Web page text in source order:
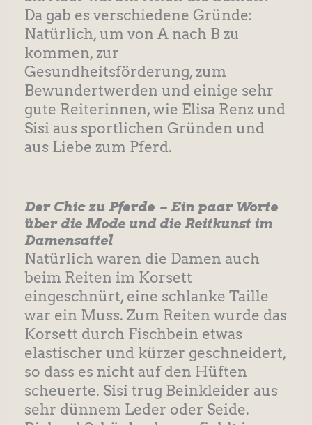
Da gab es verschiedene Gründe:
Natürlich, um von A nach B zu
kommen, zur
Gesundheitsförderung, zum
Bewundertwerden und einige sehr
gute Reiterinnen, wie Elisa Renz und
Sisi aus sportlichen Gründen und
aus Liebe zum Pferd.
Der Chic zu Pferde – Ein paar Worte
über die Mode und die Reitkunst im
Damensattel
Natürlich waren die Damen auch
beim Reiten im Korsett
eingeschnürt, eine schlanke Taille
war ein Muss. Zum Reiten wurde das
Korsett durch Fischbein etwas
elastischer und kürzer geschneidert,
so dass es nicht auf den Hüften
scheuerte. Sisi trug Beinkleider aus
sehr dünnem Leder oder Seide.